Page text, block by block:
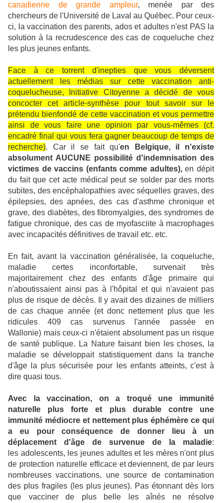
canadienne de grande ampleur, menée par des
chercheurs de l'Université de Laval au Québec. Pour ceux-
ci, la vaccination des parents, ados et adultes n'est PAS la
solution à la recrudescence des cas de coqueluche chez
les plus jeunes enfants.
Face à ce torrent d'inepties que vous déversent
actuellement les médias sur cette vaccination anti-
coquelucheuse, Initiative Citoyenne a décidé de vous
concocter cet article-synthèse pour tout savoir sur le
prétendu bienfondé de cette vaccination et vous permettre
ainsi de vous faire une opinion par vous-mêmes (cf.
encadré final qui vous fera gagner beaucoup de temps de
recherche). Car il se fait qu'en Belgique, il n'existe
absolument AUCUNE possibilité d'indemnisation des
victimes de vaccins (enfants comme adultes),en dépit
du fait que cet acte médical peut se solder par des morts
subites, des encéphalopathies avec séquelles graves, des
épilepsies, des apnées, des cas d'asthme chronique et
grave, des diabètes, des fibromyalgies, des syndromes de
fatigue chronique, des cas de myofasciite à macrophages
avec incapacités définitives de travail etc. etc.
En fait, avant la vaccination généralisée, la coqueluche,
maladie certes inconfortable, survenait très
majoritairement chez des enfants d'âge primaire qui
n'aboutissaient ainsi pas à l'hôpital et qui n'avaient pas
plus de risque de décès. Il y avait des dizaines de milliers
de cas chaque année (et donc nettement plus que les
ridicules 409 cas survenus l'année passée en
Wallonie) mais ceux-ci n'étaient absolument pas un risque
de santé publique. La Nature faisant bien les choses, la
maladie se développait statistiquement dans la tranche
d'âge la plus sécurisée pour les enfants atteints, c'est à
dire quasi tous.
Avec la vaccination, on a troqué une immunité
naturelle plus forte et plus durable contre une
immunité médiocre et nettement plus éphémère ce qui
a eu pour conséquence de donner lieu à un
déplacement d'âge de survenue de la maladie:
les adolescents, les jeunes adultes et les mères n'ont plus
de protection naturelle efficace et deviennent, de par leurs
nombreuses vaccinations, une source de contamination
des plus fragiles (les plus jeunes). Pas étonnant dès lors
que vacciner de plus belle les aînés ne résolve